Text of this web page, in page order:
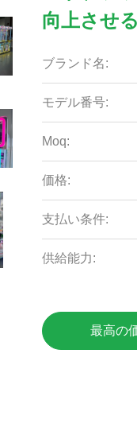
向上させ
ブランド名:
モデル番号:
Moq:
価格:
支払い条件:
供給能力:
最高の